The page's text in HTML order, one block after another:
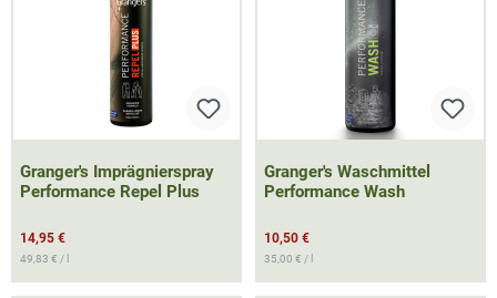
Granger's Imprägnierspray
Performance Repel Plus
14,95 €
49,83 € / l
Granger's Waschmittel
Performance Wash
10,50 €
35,00 € / l